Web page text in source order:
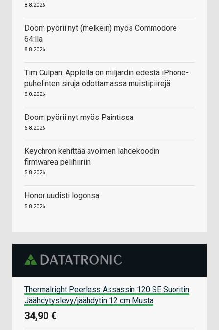
8.8.2026
Doom pyörii nyt (melkein) myös Commodore
64:llä
8.8.2026
Tim Culpan: Applella on miljardin edestä iPhone-
puhelinten siruja odottamassa muistipiirejä
8.8.2026
Doom pyörii nyt myös Paintissa
6.8.2026
Keychron kehittää avoimen lähdekoodin
firmwarea pelihiiriin
5.8.2026
Honor uudisti logonsa
5.8.2026
Thermalright Peerless Assassin 120 SE Suoritin
Jäähdytyslevy/jäähdytin 12 cm Musta
34,90 €